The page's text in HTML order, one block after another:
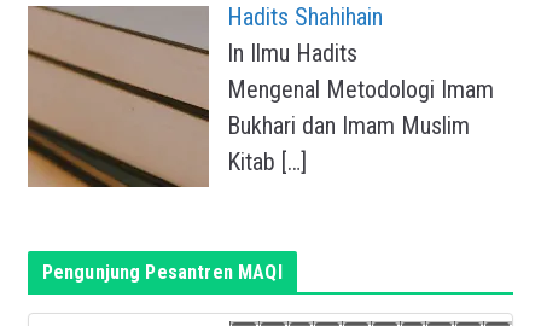
Hadits Shahihain
In Ilmu Hadits
Mengenal Metodologi Imam
Bukhari dan Imam Muslim
Kitab […]
Pengunjung Pesantren MAQI